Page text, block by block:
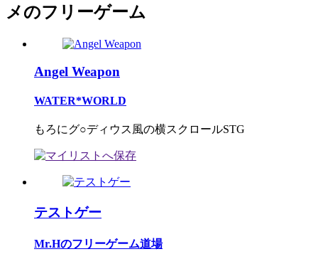
メのフリーゲーム
Angel Weapon
WATER*WORLD
もろにグ○ディウス風の横スクロールSTG
テストゲー
Mr.Hのフリーゲーム道場